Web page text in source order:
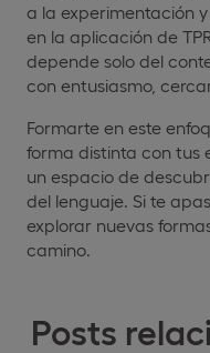
Posts
a la experimentación
en la aplicación de
depende solo del
con entusiasmo,
Formarte en este
forma distinta con tus
un espacio de
del lenguaje. Si te
explorar nuevas
camino.